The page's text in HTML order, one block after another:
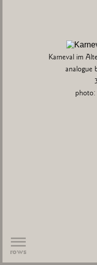
Karneval im
analogue
photo:
rows